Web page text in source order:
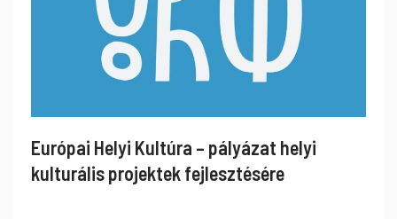
Európai Helyi Kultúra – pályázat helyi
kulturális projektek fejlesztésére